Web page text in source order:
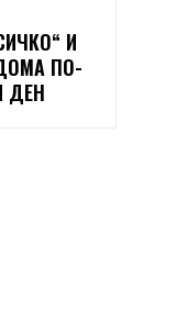
И
ПО-
ДЕН